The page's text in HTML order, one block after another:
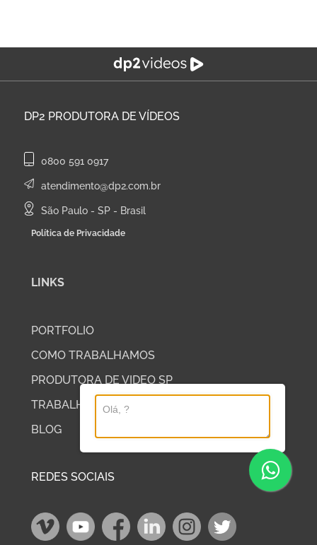
DP2 PRODUTORA DE VÍDEOS
0800 591 0917
atendimento@dp2.com.br
São Paulo - SP - Brasil
Política de Privacidade
LINKS
PORTFOLIO
COMO TRABALHAMOS
PRODUTORA DE VIDEO SP
TRABALHE COM A DP2
BLOG
REDES SOCIAIS